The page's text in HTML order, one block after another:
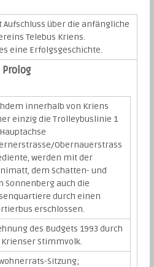
Aufschluss über die anfängliche
Telebus Kriens.
eine Erfolgsgeschichte.
Prolog
innerhalb von Kriens
einzig die Trolleybuslinie 1
Obernauerstrass
werden mit der
dem Schatten- und
Sonnenberg auch die
durch einen
erschlossen.
des Budgets 1993 durch
Krienser Stimmvolk.
Sitzung;